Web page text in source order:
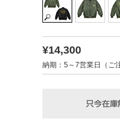
¥14,300
納期：5～7営業日（ご